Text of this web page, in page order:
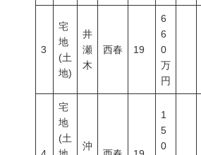
3
宅
地
(土
地)
井
瀬
木
西春 19
6
6
0
万
円
宅
地
(土
沖
1
5
0